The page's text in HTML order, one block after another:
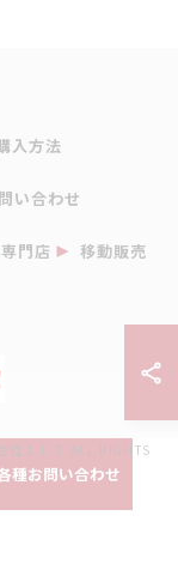
種お問い合わせ
入方法
い合わせ
専門店 移動販売
１ＬＴ ALL RIGHTS